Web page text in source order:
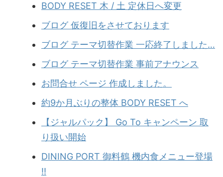
BODY RESET 木 / 土 定休日へ変更
ブログ 仮復旧をさせております
ブログ テーマ切替作業 一応終了しました…
ブログ テーマ切替作業 事前アナウンス
お問合せ ページ 作成しました。
約9か月ぶりの整体 BODY RESET へ
【ジャルパック】 Go To キャンペーン 取
り扱い開始
DINING PORT 御料鶴 機内食メニュー登場
!!